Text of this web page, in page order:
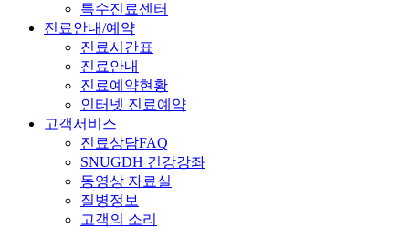
특수진료센터
진료안내/예약
진료시간표
진료안내
진료예약현황
인터넷 진료예약
고객서비스
진료상담FAQ
SNUGDH 건강강좌
동영상 자료실
질병정보
고객의 소리